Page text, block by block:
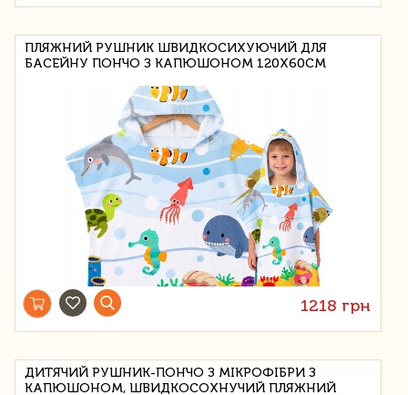
ПЛЯЖНИЙ РУШНИК ШВИДКОСИХУЮЧИЙ ДЛЯ
БАСЕЙНУ ПОНЧО З КАПЮШОНОМ 120Х60СМ
1218 грн
ДИТЯЧИЙ РУШНИК-ПОНЧО З МІКРОФІБРИ З
КАПЮШОНОМ, ШВИДКОСОХНУЧИЙ ПЛЯЖНИЙ